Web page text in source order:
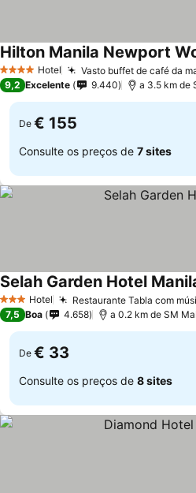
4 EstrelasHotel Vasto buffet de café da
Hilton Manila Newport
9,2 Excelente 9.440 a 3.5 km de
De € 155
Consulte os preços de 7 sites
3 EstrelasHotel Restaurante Tabla com
Selah Garden Hotel
7,5 Boa 4.658 a 0.2 km de SM
De € 33
Consulte os preços de 8 sites